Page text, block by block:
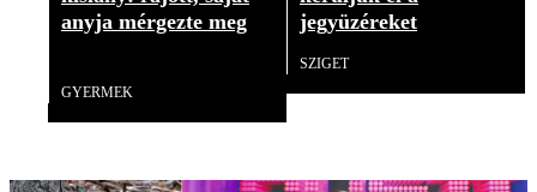
anyja mérgezte meg
GYERMEK
jegyüzéreket
SZIGET